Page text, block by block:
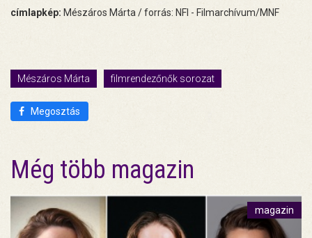
címlapkép: Mészáros Márta / forrás: NFI - Filmarchívum/MNF
Mészáros Márta filmrendezőnők sorozat
Megosztás
Még több magazin
magazin